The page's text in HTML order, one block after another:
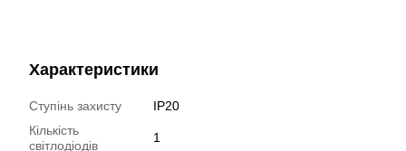
Характеристики
Ступінь захисту
IP20
Кількість
світлодіодів
1